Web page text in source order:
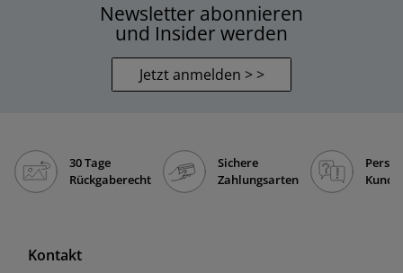
Newsletter abonnieren
und Insider werden
Jetzt anmelden > >
30 Tage
Rückgaberecht
Sichere
Zahlungsarten
Kontakt